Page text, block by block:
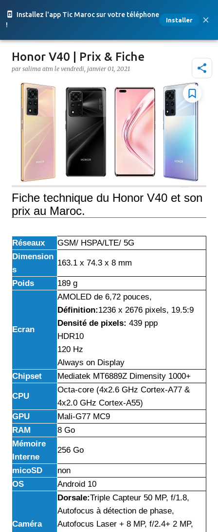
Installez l'app Tic Maroc sur votre téléphone
!
Installer
Accéder au contenu principal
Honor V40 | Prix & Fiche
par salima atm le vendredi, janvier 01, 2021
Fiche technique du Honor V40 et son
prix au Maroc.
Réseaux
GSM/ HSPA/LTE/ 5G
Dimension
s
163.1 x 74.3 x 8 mm
Poids 189 g
Ecran
AMOLED de 6,72 pouces,
Définition:1236 x 2676 pixels, 19.5:9
Densité de pixels: 439 ppp
HDR10
120 Hz
Always on Display
Chipset
Mediatek MT6889Z Dimensity 1000+
CPU
Octa-core (4x2.6 GHz Cortex-A77 &
4x2.0 GHz Cortex-A55)
GPU
Mali-G77 MC9
RAM
8 Go
Mémoire
Interne
256 Go
micoSD
non
OS
Android 10
Caméra
Dorsale:Triple Capteur 50 MP, f/1.8,
Autofocus à détection de phase,
Autofocus Laser + 8 MP, f/2.4+ 2 MP,